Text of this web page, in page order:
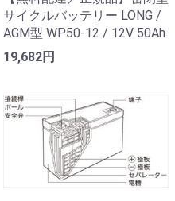
サイクルバッテリー LONG /
AGM型 WP50-12 / 12V 50Ah
19,682円